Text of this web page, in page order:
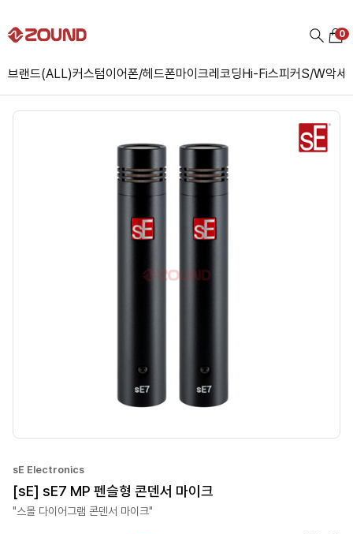
브랜드(ALL)커스텀이어폰/헤드폰마이크레코딩Hi-Fi스피커S/W악세
0
sE Electronics
[sE] sE7 MP 펜슬형 콘덴서 마이크
"스몰 다이어그램 콘덴서 마이크"